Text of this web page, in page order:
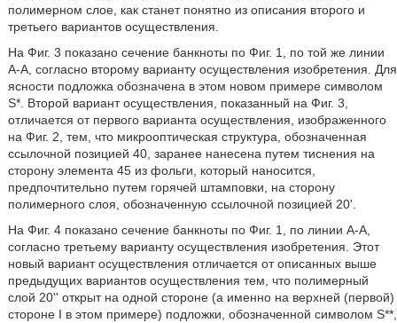
полимерном слое, как станет понятно из описания второго и
третьего вариантов осуществления.
На Фиг. 3 показано сечение банкноты по Фиг. 1, по той же линии
А-А, согласно второму варианту осуществления изобретения. Для
ясности подложка обозначена в этом новом примере символом
S*. Второй вариант осуществления, показанный на Фиг. 3,
отличается от первого варианта осуществления, изображенного
на Фиг. 2, тем, что микрооптическая структура, обозначенная
ссылочной позицией 40, заранее нанесена путем тиснения на
сторону элемента 45 из фольги, который наносится,
предпочтительно путем горячей штамповки, на сторону
полимерного слоя, обозначенную ссылочной позицией 20'.
На Фиг. 4 показано сечение банкноты по Фиг. 1, по линии А-А,
согласно третьему варианту осуществления изобретения. Этот
новый вариант осуществления отличается от описанных выше
предыдущих вариантов осуществления тем, что полимерный
слой 20'' открыт на одной стороне (а именно на верхней (первой)
стороне I в этом примере) подложки, обозначенной символом S**,